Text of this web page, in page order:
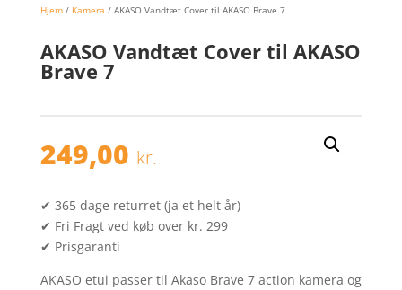
Hjem/ Kamera / AKASO Vandtæt Cover til AKASO Brave 7
AKASO Vandtæt Cover til AKASO
Brave 7
249,00 kr.
✔ 365 dage returret (ja et helt år)
✔ Fri Fragt ved køb over kr. 299
✔ Prisgaranti
AKASO etui passer til Akaso Brave 7 action kamera og